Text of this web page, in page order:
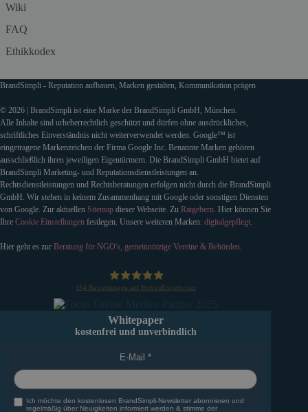
Wiki
FAQ
Ethikkodex
BrandSimpli - Reputation aufbauen, Marken gestalten, Kommunikation prägen
© 2026 | BrandSimpli ist eine Marke der BrandSimpli GmbH, München.
Alle Inhalte sind urheberrechtlich geschützt und dürfen ohne ausdrückliches,
schriftliches Einverständnis nicht weiterverwendet werden. Google™ ist
eingetragene Markenzeichen der Firma Google Inc. Benannte Marken gehören
ausschließlich ihren jeweiligen Eigentürmern. Die BrandSimpli GmbH bietet auf
BrandSimpli Marketing- und Reputationsdienstleistungen an.
Rechtsdienstleistungen und Rechtsberatungen erfolgen nicht durch die BrandSimpli
GmbH. Wir stehen in keinem Zusammenhang mit Google oder sonstigen Diensten
von Google. Zur aktuellen Sitemap dieser Webseite. Zu Ratgebern . Hier können Sie
Ihre Cookie Einstellungen festlegen. Unsere weiteren Marken: digitalgepflegt
Hier geht es zur Beratung für NGO's, gemeinnützige Vereine & Behörden
154 Bewertungen auf ProvenExpert.com
Whitepaper
kostenfrei und unverbindlich
E-Mail
Ich möchte den kostenlosen BrandSimpli-Newsletter abonnieren und
regelmäßig über Neuigkeiten informiert werden & stimme der